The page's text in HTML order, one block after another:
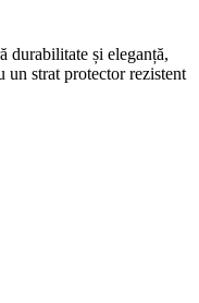
durabilitate și eleganță,
strat protector rezistent